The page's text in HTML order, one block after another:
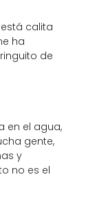
calita
ha
de
en el agua,
gente,
y
no es el